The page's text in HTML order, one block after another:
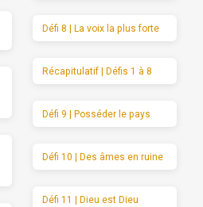
Défi 8 | La voix la plus forte
Récapitulatif | Défis 1 à 8
Défi 9 | Posséder le pays
Défi 10 | Des âmes en ruine
Défi 11 | Dieu est Dieu